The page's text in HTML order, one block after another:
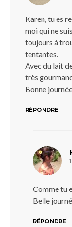
Karen, tu es
moi qui ne
toujours à
tentantes.
Avec du lait
très
Bonne
RÉPONDRE
Comme tu
Belle
RÉPONDRE